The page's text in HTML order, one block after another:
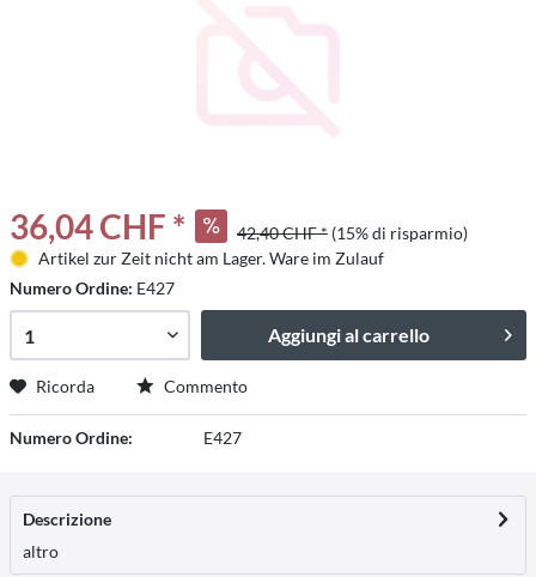
36,04 CHF * 42,40 CHF * (15% di risparmio)
Artikel zur Zeit nicht am Lager. Ware im Zulauf
Numero Ordine: E427
Aggiungi al carrello
Ricorda Commento
Numero Ordine: E427
Descrizione
altro